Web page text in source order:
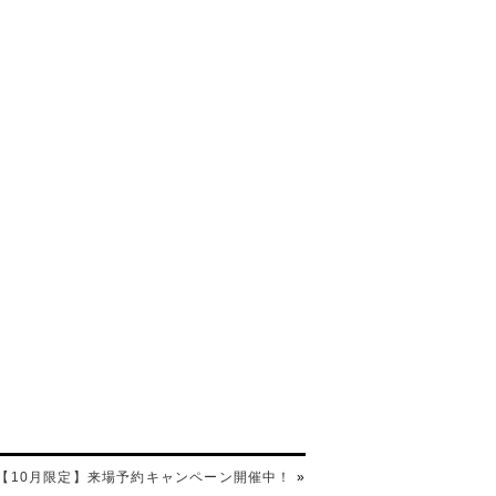
10月限定】来場予約キャンペーン開催中！ »